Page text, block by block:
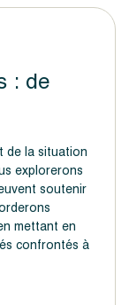
: de
de la situation
explorerons
soutenir
mettant en
confrontés à